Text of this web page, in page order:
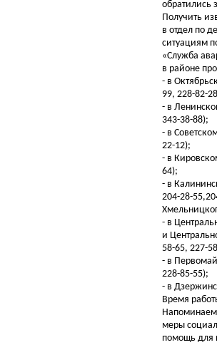
обратились
Получить
в отдел по
ситуациям
«Служба
в районе
- в
99, 228-82-
- в
343-38-88);
- в
22-12);
- в
64);
- в
204-28-
- в
и
58-65, 227-
- в
228-85-55);
- в
Время
меры
помощь для